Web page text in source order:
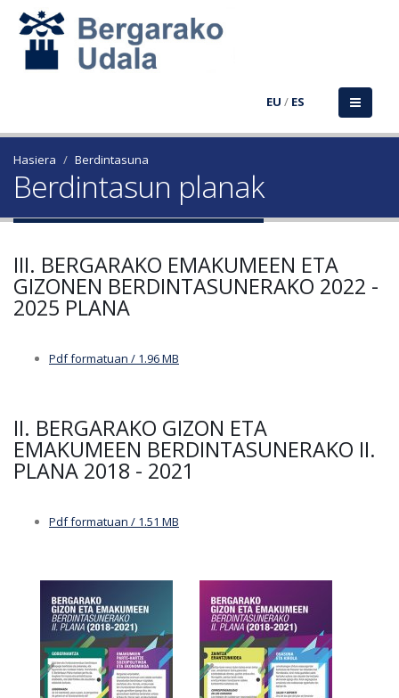
EU / ES
Hasiera Berdintasuna
Berdintasun planak
III. BERGARAKO EMAKUMEEN ETA
GIZONEN BERDINTASUNERAKO 2022 -
2025 PLANA
Pdf formatuan / 1.96 MB
II. BERGARAKO GIZON ETA
EMAKUMEEN BERDINTASUNERAKO II.
PLANA 2018 - 2021
Pdf formatuan / 1.51 MB